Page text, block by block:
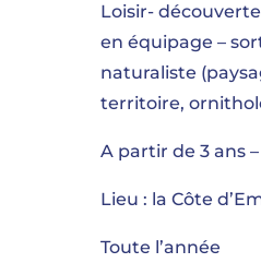
Loisir-
en équipage –
naturaliste
territoire,
A partir de 3 ans
Lieu : la Côte
Toute l’année